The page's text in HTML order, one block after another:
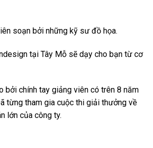
soạn bởi những kỹ sư đồ họa.
tại Tây Mỗ sẽ dạy cho bạn từ cơ
bởi chính tay giảng viên có trên 8 năm
từng tham gia cuộc thi giải thưởng về
lớn của công ty.